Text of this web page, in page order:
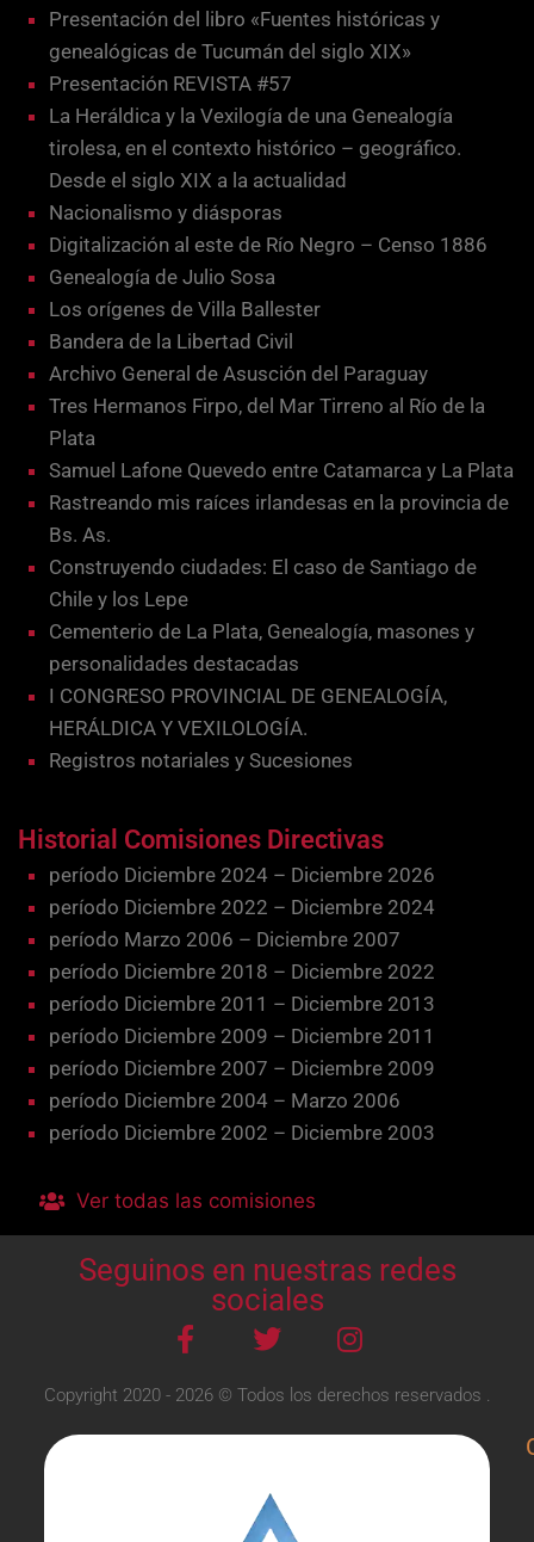
Presentación del libro «Fuentes históricas y
genealógicas de Tucumán del siglo XIX»
Presentación REVISTA #57
La Heráldica y la Vexilogía de una Genealogía
tirolesa, en el contexto histórico – geográfico.
Desde el siglo XIX a la actualidad
Nacionalismo y diásporas
Digitalización al este de Río Negro – Censo 1886
Genealogía de Julio Sosa
Los orígenes de Villa Ballester
Bandera de la Libertad Civil
Archivo General de Asusción del Paraguay
Tres Hermanos Firpo, del Mar Tirreno al Río de la
Plata
Samuel Lafone Quevedo entre Catamarca y La Plata
Rastreando mis raíces irlandesas en la provincia de
Bs. As.
Construyendo ciudades: El caso de Santiago de
Chile y los Lepe
Cementerio de La Plata, Genealogía, masones y
personalidades destacadas
I CONGRESO PROVINCIAL DE GENEALOGÍA,
HERÁLDICA Y VEXILOLOGÍA.
Registros notariales y Sucesiones
Historial Comisiones Directivas
período Diciembre 2024 – Diciembre 2026
período Diciembre 2022 – Diciembre 2024
período Marzo 2006 – Diciembre 2007
período Diciembre 2018 – Diciembre 2022
período Diciembre 2011 – Diciembre 2013
período Diciembre 2009 – Diciembre 2011
período Diciembre 2007 – Diciembre 2009
período Diciembre 2004 – Marzo 2006
período Diciembre 2002 – Diciembre 2003
Ver todas las comisiones
Seguinos en nuestras redes
sociales
Copyright 2020 - 2026 © Todos los derechos reservados .